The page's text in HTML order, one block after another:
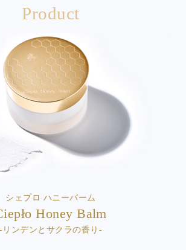
Product
シェプロ ハニーバーム
Honey Balm
-リンデンとサクラの香り-